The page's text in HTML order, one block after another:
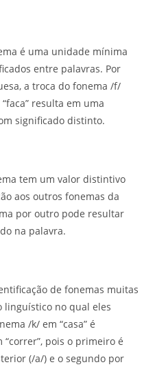
é uma unidade mínima
entre palavras. Por
a troca do fonema /f/
resulta em uma
significado distinto.
tem um valor distintivo
aos outros fonemas da
por outro pode resultar
na palavra.
de fonemas muitas
linguístico no qual eles
/k/ em “casa” é
pois o primeiro é
(/a/) e o segundo por